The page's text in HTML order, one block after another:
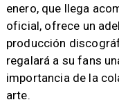
enero, que llega
oficial, ofrece un
producción
regalará a su fans
importancia de la
arte.